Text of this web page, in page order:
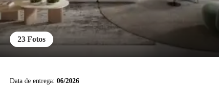
23 Fotos
Data de entrega: 06/2026